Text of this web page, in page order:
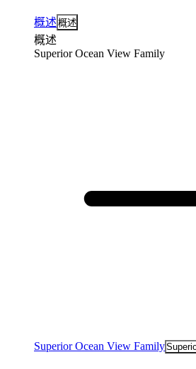
概述 概述
概述
Superior Ocean View Family
Superior Ocean View Family